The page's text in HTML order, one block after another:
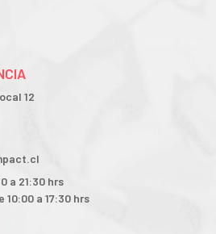
12
a 21:30 hrs
10:00 a 17:30 hrs